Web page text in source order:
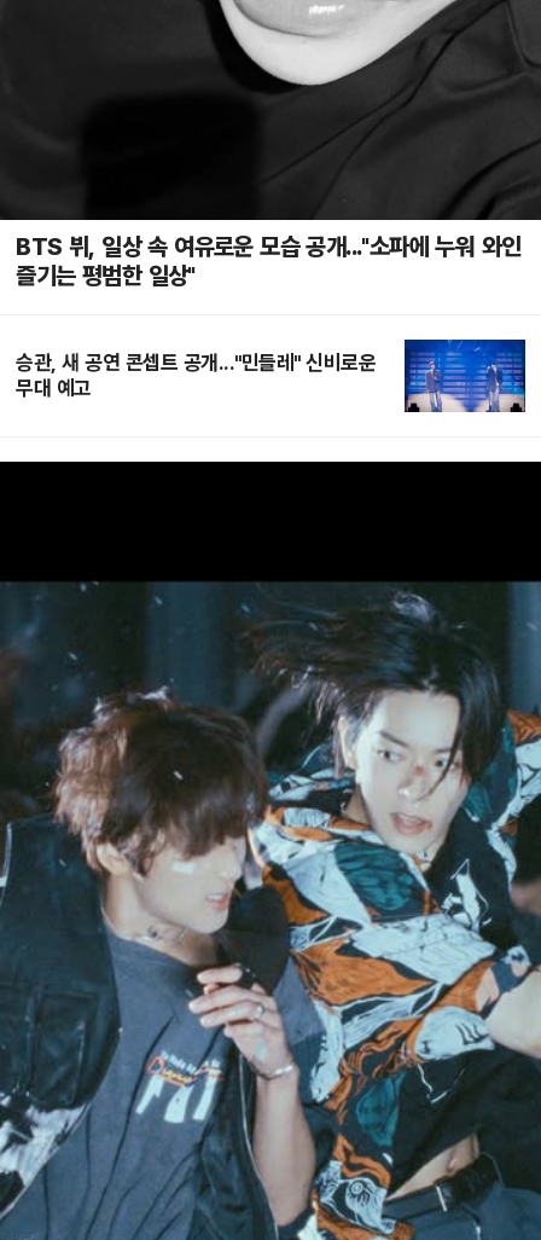
BTS 뷔, 일상 속 여유로운 모습 공개..."소파에 누워 와인
즐기는 평범한 일상"
승관, 새 공연 콘셉트 공개..."민들레" 신비로운
무대 예고